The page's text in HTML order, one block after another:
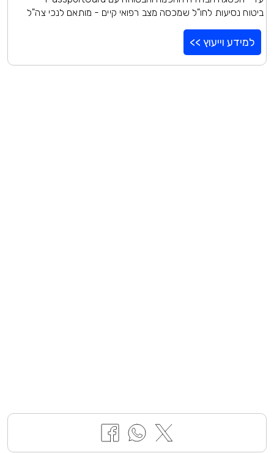
ביטוח נסיעות לחו"ל שמכסה מצב רפואי קיים - מותאם לנכי צה"ל
למידע וייעוץ >>